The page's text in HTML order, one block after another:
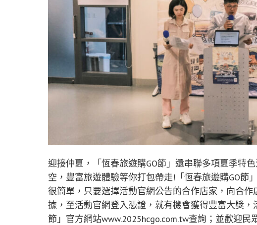
迎接仲夏，「恆春旅遊購GO節」還串聯多項夏季特
空，豐富旅遊體驗等你打包帶走!「恆春旅遊購GO節
很簡單，只要選擇活動官網公告的合作店家，向合
據，至活動官網登入憑證，就有機會獲得豐富大獎
節」官方網站www.2025hcgo.com.tw查詢；並歡迎